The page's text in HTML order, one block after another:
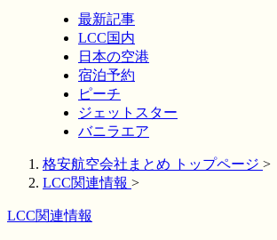
最新記事
LCC国内
日本の空港
宿泊予約
ピーチ
ジェットスター
バニラエア
格安航空会社まとめ トップページ >
LCC関連情報 >
LCC関連情報